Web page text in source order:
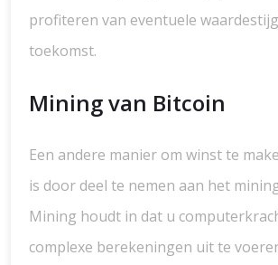
profiteren van eventuele
toekomst.
Mining van Bitcoin
Een andere manier om winst te
is door deel te nemen aan het
Mining houdt in dat u
complexe berekeningen uit te